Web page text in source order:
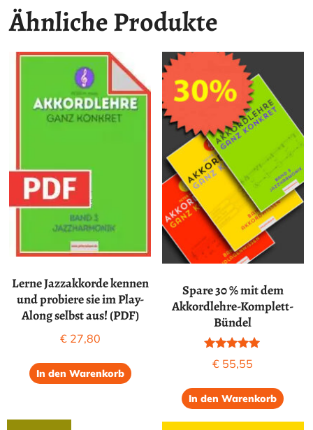
Ähnliche Produkte
Lerne Jazzakkorde kennen
und probiere sie im Play-
Along selbst aus! (PDF)
€27,80
In den Warenkorb
Spare 30 % mit dem
Akkordlehre-Komplett-
Bündel
Bewertet mit
5.00
€ 55,55
In den Warenkorb